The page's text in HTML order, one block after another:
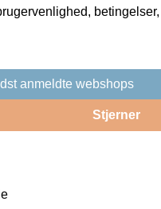
anmeldte webshops
Stjerner